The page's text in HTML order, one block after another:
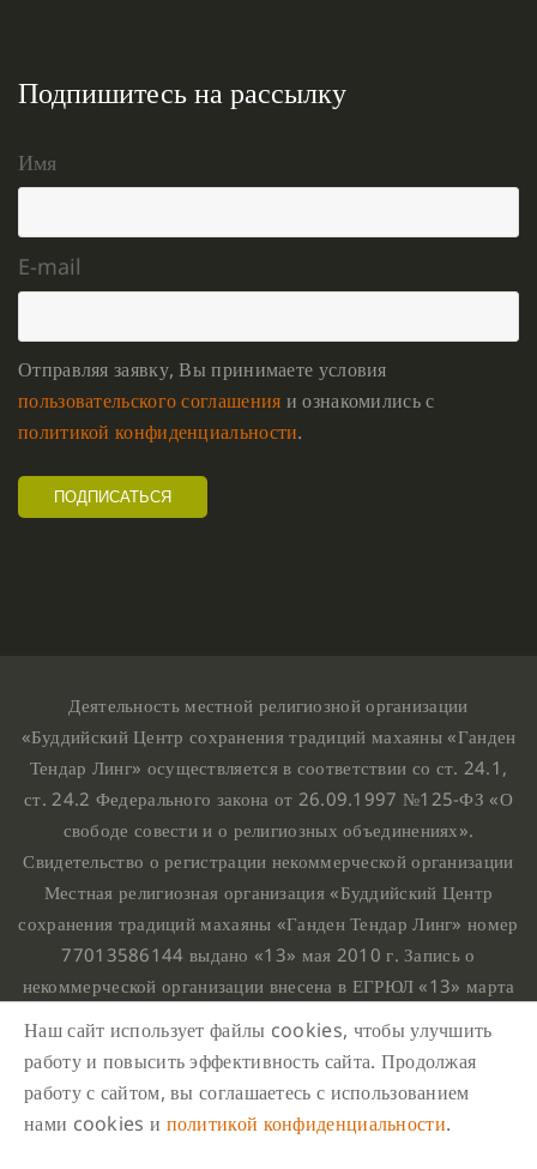
Подпишитесь на рассылку
Имя
E-mail
Отправляя заявку, Вы принимаете условия
пользовательского соглашения и ознакомились с
политикой конфиденциальности.
Деятельность местной религиозной организации
«Буддийский Центр сохранения традиций махаяны «Ганден
Тендар Линг» осуществляется в соответствии со ст. 24.1,
ст. 24.2 Федерального закона от 26.09.1997 №125-ФЗ «О
свободе совести и о религиозных объединениях».
Свидетельство о регистрации некоммерческой организации
Местная религиозная организация «Буддийский Центр
сохранения традиций махаяны «Ганден Тендар Линг» номер
77013586144 выдано «13» мая 2010 г. Запись о
некоммерческой организации внесена в ЕГРЮЛ «13» марта
номером 1107799015708.
Ганден Тендар Линг © 2020 Все права защищены
Наш адрес : г. Москва, Нахимовский проспект, 32. Этаж
10, каб.1023,
Наш сайт использует файлы cookies, чтобы улучшить
работу и повысить эффективность сайта. Продолжая
работу с сайтом, вы соглашаетесь с использованием
нами cookies и политикой конфиденциальности.